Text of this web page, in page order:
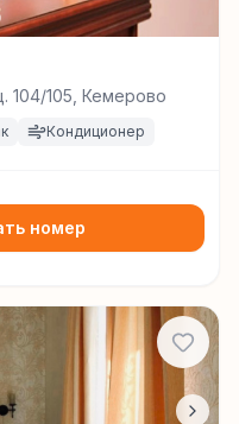
104/105, Кемерово
Кондиционер
номер